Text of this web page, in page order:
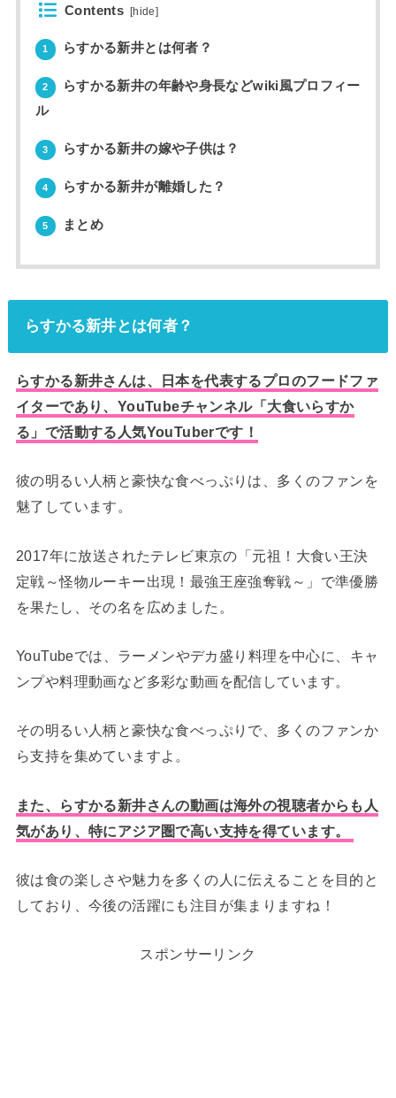
Contents [hide]
1 らすかる新井とは何者？
2
らすかる新井の年齢や身長などwiki風プロフィー
ル
3 らすかる新井の嫁や子供は？
4 らすかる新井が離婚した？
5 まとめ
らすかる新井とは何者？
らすかる新井さんは、日本を代表するプロのフードファ
イターであり、YouTubeチャンネル「大食いらすか
る」で活動する人気YouTuberです！
彼の明るい人柄と豪快な食べっぷりは、多くのファンを
魅了しています。
2017年に放送されたテレビ東京の「元祖！大食い王決
定戦～怪物ルーキー出現！最強王座強奪戦～」で準優勝
を果たし、その名を広めました。
YouTubeでは、ラーメンやデカ盛り料理を中心に、キャ
ンプや料理動画など多彩な動画を配信しています。
その明るい人柄と豪快な食べっぷりで、多くのファンか
ら支持を集めていますよ。
また、らすかる新井さんの動画は海外の視聴者からも人
気があり、特にアジア圏で高い支持を得ています。
彼は食の楽しさや魅力を多くの人に伝えることを目的と
しており、今後の活躍にも注目が集まりますね！
スポンサーリンク